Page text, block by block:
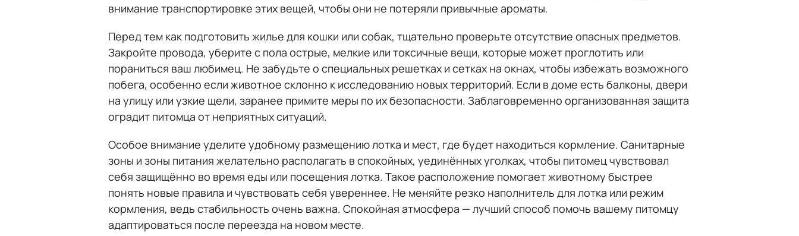
внимание транспортировке этих вещей, чтобы они не потеряли привычные ароматы.
Перед тем как подготовить жилье для кошки или собак, тщательно проверьте отсутствие опасных предметов.
Закройте провода, уберите с пола острые, мелкие или токсичные вещи, которые может проглотить или
пораниться ваш любимец. Не забудьте о специальных решетках и сетках на окнах, чтобы избежать возможного
побега, особенно если животное склонно к исследованию новых территорий. Если в доме есть балконы, двери
на улицу или узкие щели, заранее примите меры по их безопасности. Заблаговременно организованная защита
оградит питомца от неприятных ситуаций.
Особое внимание уделите удобному размещению лотка и мест, где будет находиться кормление. Санитарные
зоны и зоны питания желательно располагать в спокойных, уединённых уголках, чтобы питомец чувствовал
себя защищённо во время еды или посещения лотка. Такое расположение помогает животному быстрее
понять новые правила и чувствовать себя увереннее. Не меняйте резко наполнитель для лотка или режим
кормления, ведь стабильность очень важна. Спокойная атмосфера — лучший способ помочь вашему питомцу
адаптироваться после переезда на новом месте.